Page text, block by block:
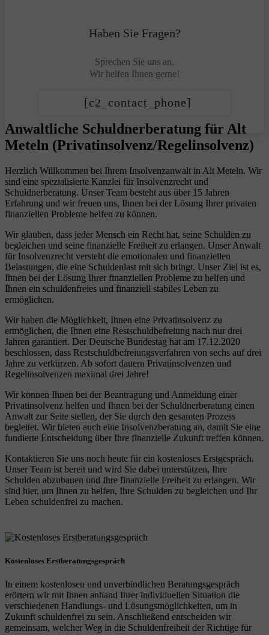
Haben Sie Fragen?
Sprechen Sie uns an.
Wir helfen Ihnen gerne!
[c2_contact_phone]
Anwaltliche Schuldnerberatung für Alt
Meteln (Privatinsolvenz/Regelinsolvenz)
Herzlich Willkommen bei Ihrem Insolvenzanwalt in Alt Meteln. Wir
sind eine spezialisierte Kanzlei für Insolvenzrecht und
Schuldnerberatung. Unser Team besteht aus über 15 Jahren
Erfahrung und wir freuen uns, Ihnen bei der Lösung Ihrer privaten
finanziellen Probleme helfen zu können.
Wir glauben, dass jeder Mensch ein Recht hat, seine Schulden zu
begleichen und seine finanzielle Freiheit zu erlangen. Unser Anwalt
für Insolvenzrecht versteht die emotionalen und finanziellen
Belastungen, die eine Schuldenlast mit sich bringt. Unser Ziel ist es,
Ihnen bei der Lösung Ihrer finanziellen Probleme zu helfen und
Ihnen ein schuldenfreies und finanziell stabiles Leben zu
ermöglichen.
Wir haben die Möglichkeit, Ihnen eine Privatinsolvenz zu
ermöglichen, die Ihnen eine Restschuldbefreiung nach nur drei
Jahren garantiert. Der Deutsche Bundestag hat am 17.12.2020
beschlossen, dass Restschuldbefreiungsverfahren von sechs auf drei
Jahre zu verkürzen. Ab sofort dauern Privatinsolvenzen und
Regelinsolvenzen maximal drei Jahre!
Wir können Ihnen bei der Beantragung und Anmeldung einer
Privatinsolvenz helfen und Ihnen bei der Schuldnerberatung einen
Anwalt zur Seite stellen, der Sie durch den gesamten Prozess
begleitet. Wir bieten auch eine Insolvenzberatung an, damit Sie eine
fundierte Entscheidung über Ihre finanzielle Zukunft treffen können.
Kontaktieren Sie uns noch heute für ein kostenloses Erstgespräch.
Unser Team ist bereit und wird Sie dabei unterstützen, Ihre
Schulden abzubauen und Ihre finanzielle Freiheit zu erlangen. Wir
sind hier, um Ihnen zu helfen, Ihre Schulden zu begleichen und Ihr
Leben schuldenfrei zu machen.
Kostenloses Erstberatungsgespräch
In einem kostenlosen und unverbindlichen Beratungsgespräch
erörtern wir mit Ihnen anhand Ihrer individuellen Situation die
verschiedenen Handlungs- und Lösungsmöglichkeiten, um in
Zukunft schuldenfrei zu sein. Anschließend entscheiden wir
gemeinsam, welcher Weg in die Schuldenfreiheit der Richtige für